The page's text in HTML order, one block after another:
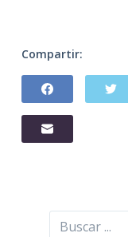
Compartir:
Buscar